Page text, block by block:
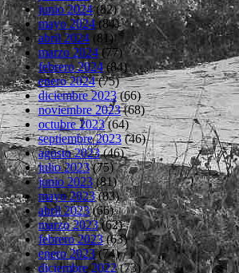
junio 2024(82)
mayo 2024(84)
abril 2024 (81)
marzo 2024(77)
febrero 2024(84)
enero 2024(75)
diciembre 2023(66)
noviembre 2023(68)
octubre 2023(64)
septiembre 2023(46)
agosto 2023(46)
julio 2023(75)
junio 2023(81)
mayo 2023(83)
abril 2023(66)
marzo 2023(62)
febrero 2023(63)
enero 2023(74)
diciembre 2022(73)